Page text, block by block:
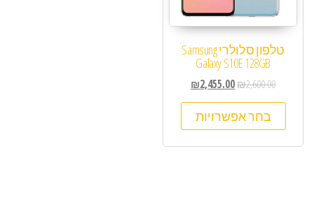
טלפון סלולרי Samsung
Galaxy S10E 128GB
₪2,600.00
₪2,455.00
בחר אפשרויות